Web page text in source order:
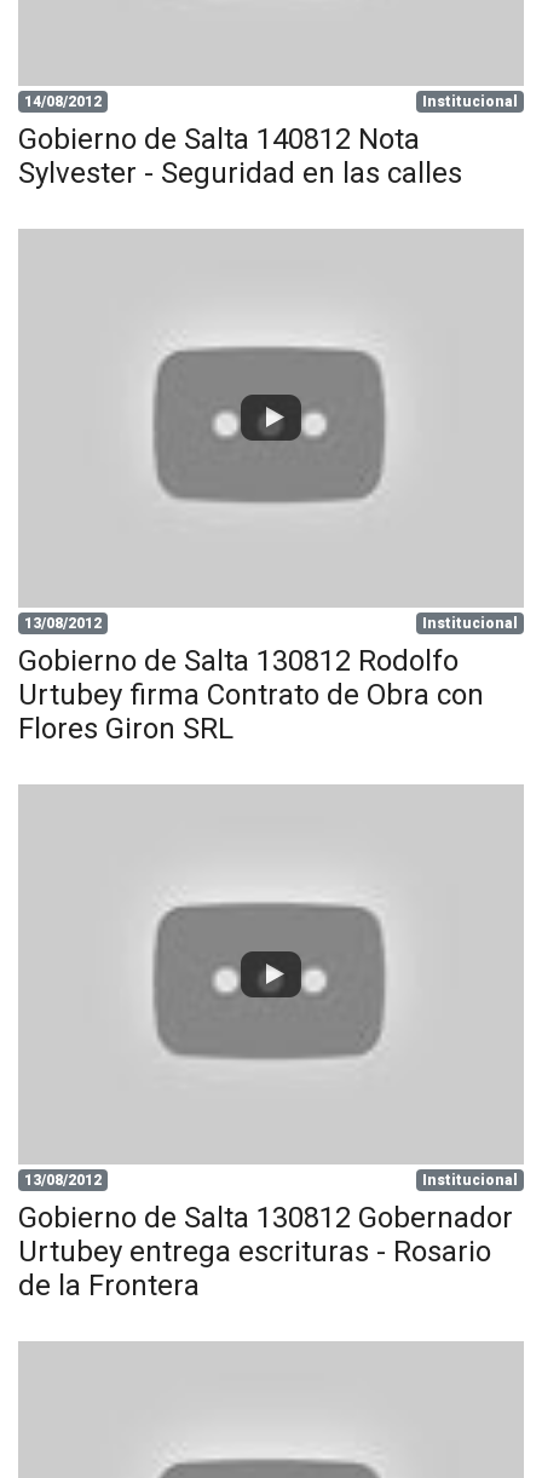
14/08/2012 Institucional
Gobierno de Salta 140812 Nota
Sylvester - Seguridad en las calles
13/08/2012 Institucional
Gobierno de Salta 130812 Rodolfo
Urtubey firma Contrato de Obra con
Flores Giron SRL
13/08/2012 Institucional
Gobierno de Salta 130812 Gobernador
Urtubey entrega escrituras - Rosario
de la Frontera